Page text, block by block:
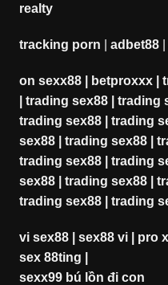
realty
tracking porn adbet88|
on sexx88| betproxxx|
trading sex88| trading
trading sex88| trading
sex88| trading sex88|
trading sex88| trading
sex88| trading sex88|
trading sex88| trading
vi sex88| sex88 vi| pro
sex 88ting
sexx99 bú lồn đi con